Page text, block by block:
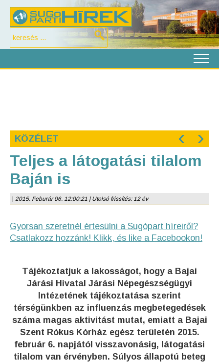
KÖZÉLET ‹ ›
Teljes a látogatási tilalom
Baján is
2015. Feburár 06. 12:00:21 | Utolsó frissítés: 12 év
Gyorsan szeretnél értesülni a Sugópart híreiről?
Csatlakozz hozzánk! Klikk, és like a Facebookon!
Tájékoztatjuk a lakosságot, hogy a Bajai
Járási Hivatal Járási Népegészségügyi
Intézetének tájékoztatása szerint
térségünkben az influenzás megbetegedések
száma magas aktivitást mutat, emiatt a Bajai
Szent Rókus Kórház egész területén 2015.
február 6. napjától visszavonásig, látogatási
tilalom van érvényben. Súlyos állapotú beteg